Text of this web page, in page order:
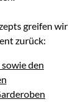
greifen wir
zurück:
den